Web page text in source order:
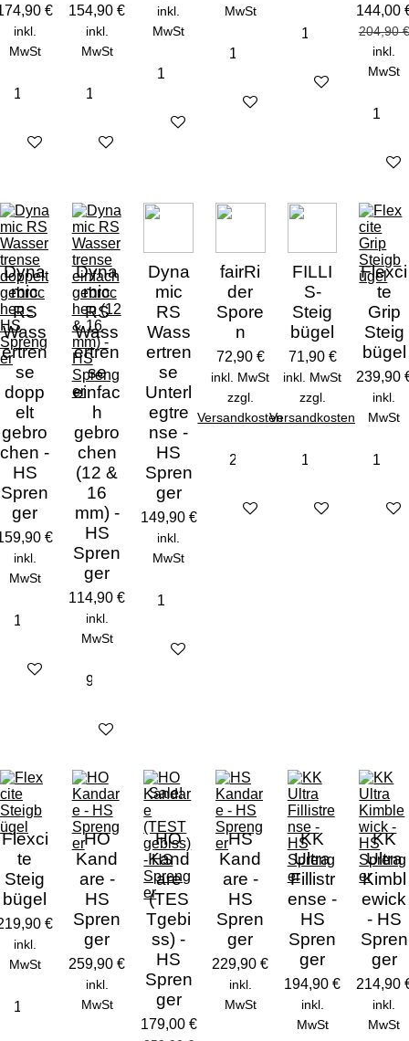
€
inkl.
MwSt
Details anzeigen
154,90 €
inkl.
MwSt
Details anzeigen
inkl.
MwSt
Details anzeigen
MwSt
Details anzeigen
Details anzeigen
144,00
204,90 €
inkl.
MwSt
In
Dyna
mic
RS
Wass
ertren
se
dopp
elt
gebro
chen -
HS
Spren
ger
€
inkl.
MwSt
Details anzeigen
Dyna
mic
RS
Wass
ertren
se
einfac
h
gebro
chen
(12 &
16
mm) -
HS
Spren
ger
114,90 €
inkl.
MwSt
Details anzeigen
Dyna
mic
RS
Wass
ertren
se
Unterl
egtre
nse -
HS
Spren
ger
149,90 €
inkl.
MwSt
Details anzeigen
fairRi
der
Spore
n
72,90 €
inkl. MwSt
zzgl.
Versandkosten
Details anzeigen
FILLI
S-
Steig
bügel
71,90 €
inkl. MwSt
zzgl.
Versandkosten
Details anzeigen
Flexci
te
Grip
Steig
bügel
239,90
inkl.
MwSt
Flexci
te
Steig
bügel
€
inkl.
MwSt
HO
Kand
are -
HS
Spren
ger
259,90 €
inkl.
MwSt
Sale!
HO
Kand
are
(TES
Tgebi
ss) -
HS
Spren
ger
179,00 €
HS
Kand
are -
HS
Spren
ger
229,90 €
inkl.
MwSt
KK
Ultra
Fillistr
ense -
HS
Spren
ger
194,90 €
inkl.
MwSt
KK
Ultra
Kimbl
ewick
- HS
Spren
ger
214,90
inkl.
MwSt